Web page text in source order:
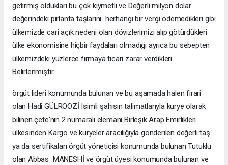
getirmiş oldukları bu çok kıymetli ve Değerli milyon dolar
değerindeki pırlanta taşlarını herhangi bir vergi ödemedikleri gibi
ülkemizde cari açık nedeni olan dövizlerimizi alıp götürdükleri
ülke ekonomisine hiçbir faydaları olmadığı ayrıca bu sebepten
ülkemizdeki yüzlerce firmaya ticari zarar verdikleri
Belirlenmiştir.
örgüt lideri konumunda bulunan ve bu aşamada halen firari
olan Hadi GÜLROOZİ Isimli şahısın talimatlarıyla kurye olarak
bilinen çete'nin 2 numaralı elemanı Birleşik Arap Emirlikleri
ülkesinden Kargo ve kuryeler aracılığıyla gönderilen değerli taş
ya da sertifikaları örgüt yöneticisi konumunda bulunan Tutuklu
olan Abbas MANESHİ ve örgüt üyesi konumunda bulunan ve